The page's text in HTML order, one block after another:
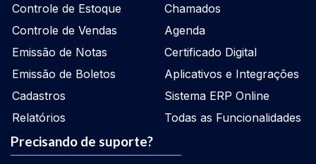
Controle de Estoque
Controle de Vendas
Emissão de Notas
Emissão de Boletos
Cadastros
Relatórios
Chamados
Agenda
Certificado Digital
Aplicativos e Integrações
Sistema ERP Online
Todas as Funcionalidades
Precisando de suporte?